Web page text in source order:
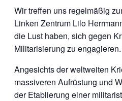
Wir treffen uns regelmäßig
Linken Zentrum Lilo
die Lust haben, sich gegen
Militarisierung zu engagieren.
Angesichts der weltweiten
massiveren Aufrüstung und
der Etablierung einer